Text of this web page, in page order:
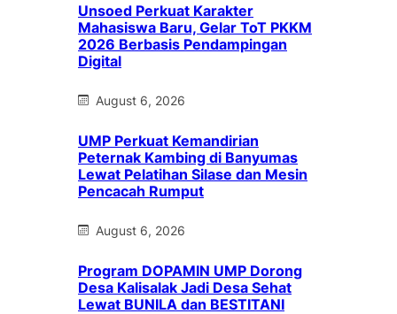
Unsoed Perkuat Karakter
Mahasiswa Baru, Gelar ToT PKKM
2026 Berbasis Pendampingan
Digital
August 6, 2026
UMP Perkuat Kemandirian
Peternak Kambing di Banyumas
Lewat Pelatihan Silase dan Mesin
Pencacah Rumput
August 6, 2026
Program DOPAMIN UMP Dorong
Desa Kalisalak Jadi Desa Sehat
Lewat BUNILA dan BESTITANI